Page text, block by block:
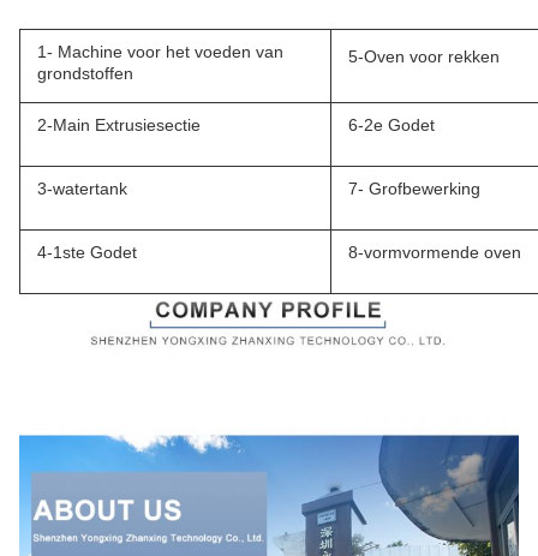
1- Machine voor het voeden van
grondstoffen
5-Oven voor rekken
2-Main Extrusiesectie 6-2e Godet
3-watertank 7- Grofbewerking
4-1ste Godet 8-vormvormende oven